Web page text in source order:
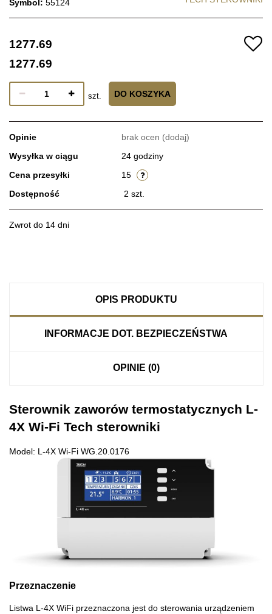
Symbol: 55124
1277.69
1277.69
szt. DO KOSZYKA
Opinie brak ocen (dodaj)
Wysyłka w ciągu
24 godziny
Cena przesyłki
15
Dostępność
2 szt.
Zwrot do 14 dni
OPIS PRODUKTU
INFORMACJE DOT. BEZPIECZEŃSTWA
OPINIE (0)
Sterownik zaworów termostatycznych L-
4X Wi-Fi Tech sterowniki
Model: L-4X Wi-Fi WG.20.0176
Przeznaczenie
Listwa L-4X WiFi przeznaczona jest do sterowania urządzeniem